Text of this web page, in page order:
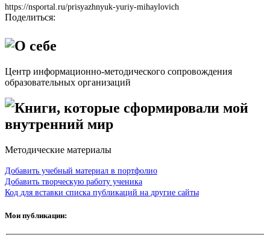
https://nsportal.ru/prisyazhnyuk-yuriy-mihaylovich
Поделиться:
О себе
Центр информационно-методического сопровождения
образовательных организаций
Книги, которые сформировали мой
внутренний мир
Методические материалы
Добавить учебный материал в портфолио
Добавить творческую работу ученика
Код для вставки списка публикаций на другие сайты
Мои публикации: